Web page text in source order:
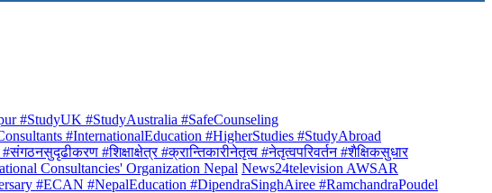
#StudyUK #StudyAustralia #SafeCounseling
#InternationalEducation #HigherStudies #StudyAbroad
#शिक्षाक्षेत्र #क्रान्तिकारीनेतृत्व #नेतृत्वपरिवर्तन #शैक्षिकसुधार
Consultancies' Organization Nepal News24television AWSAR
#ECAN #NepalEducation #DipendraSinghAiree #RamchandraPoudel